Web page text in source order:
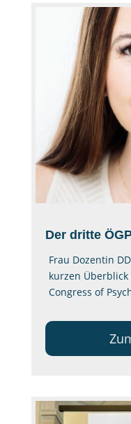
Der dritte
Frau Dozentin
kurzen
Congress of